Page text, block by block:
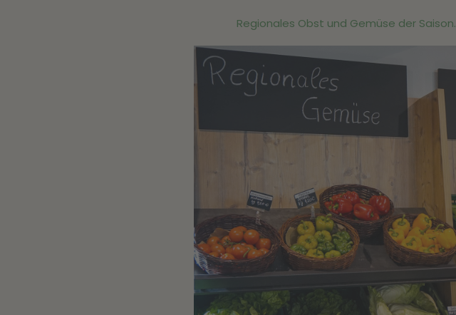
Regionales Obst und Gemüse der Saison.